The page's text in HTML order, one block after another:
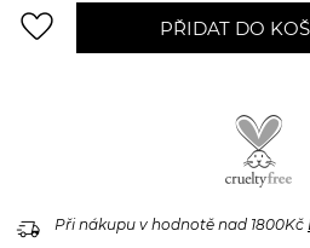
favorite_border PŘIDAT DO
delivery_truck_speed Při nákupu v hodnotě nad 1800Kč